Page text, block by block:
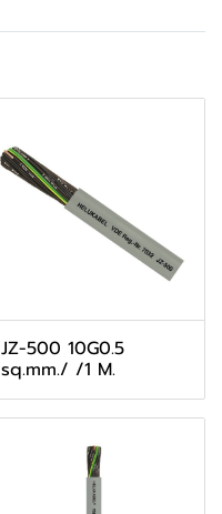
JZ-500 10G0.5
sq.mm./ /1 M.